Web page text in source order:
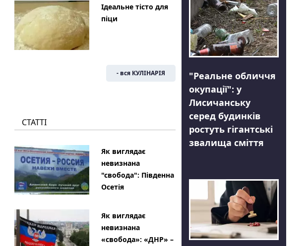
Ідеальне тісто для
піци
- вся КУЛІНАРІЯ
СТАТТІ
Як виглядає
невизнана
"свобода": Південна
Осетія
Як виглядає
невизнана
«свобода»: «ДНР» –
"Реальне обличчя
окупації": у
Лисичанську
серед будинків
ростуть гігантські
звалища сміття